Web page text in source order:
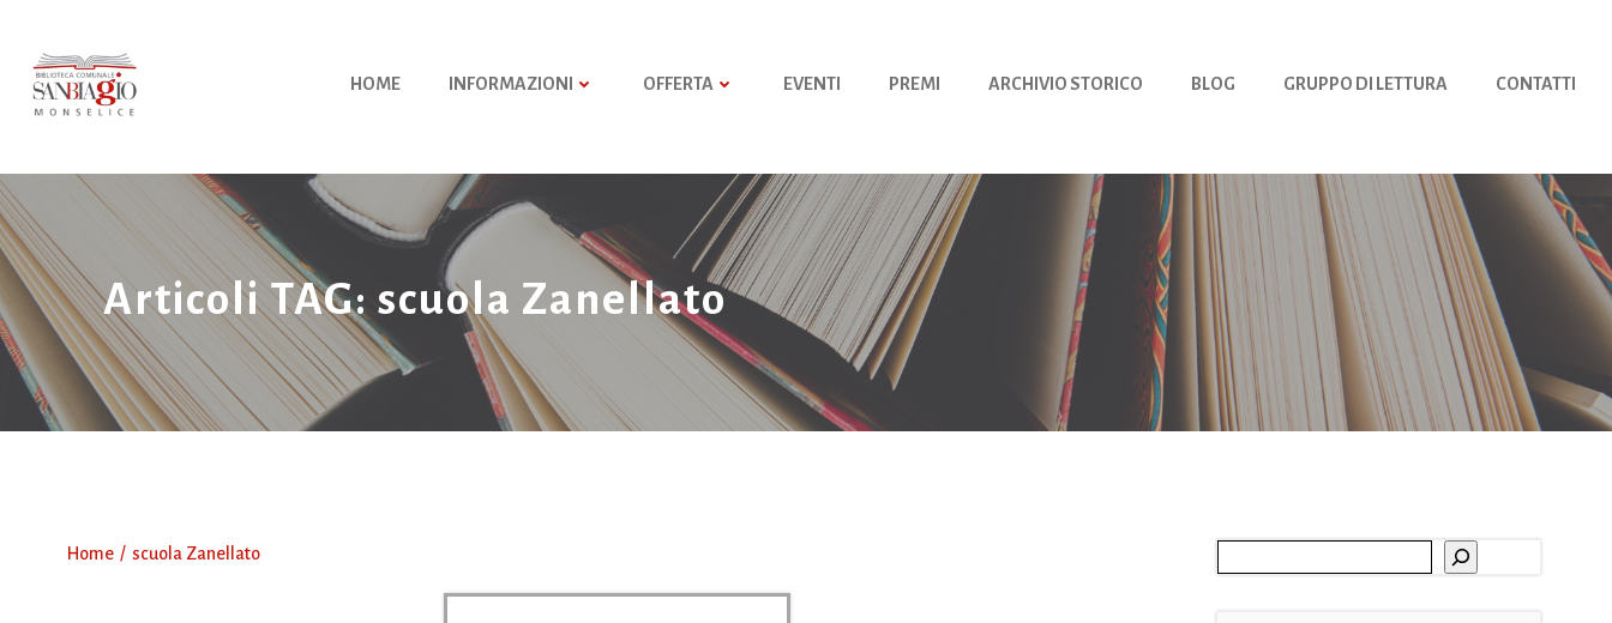
contenuto
HOME INFORMAZIONI OFFERTA EVENTI PREMI ARCHIVIO STORICO BLOG GRUPPO DI LETTURA CONTATTI
Articoli TAG: scuola Zanellato
Home scuola Zanellato